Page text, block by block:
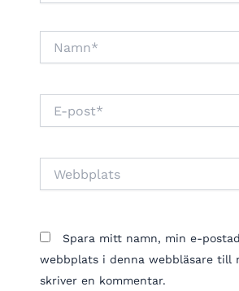
post*
Spara mitt namn, min e-
webbplats i denna webbläsare till
skriver en kommentar.